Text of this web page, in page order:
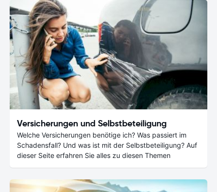
Versicherungen und Selbstbeteiligung
Welche Versicherungen benötige ich? Was passiert im
Schadensfall? Und was ist mit der Selbstbeteiligung? Auf
dieser Seite erfahren Sie alles zu diesen Themen